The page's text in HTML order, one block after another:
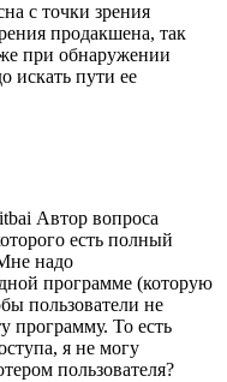
с точки зрения
продакшена, так
при обнаружении
искать пути ее
Автор вопроса
есть полный
надо
программе (которую
пользователи не
программу. То есть
я не могу
пользователя?